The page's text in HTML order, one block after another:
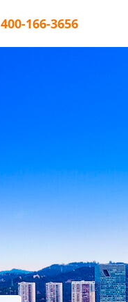
400-166-3656